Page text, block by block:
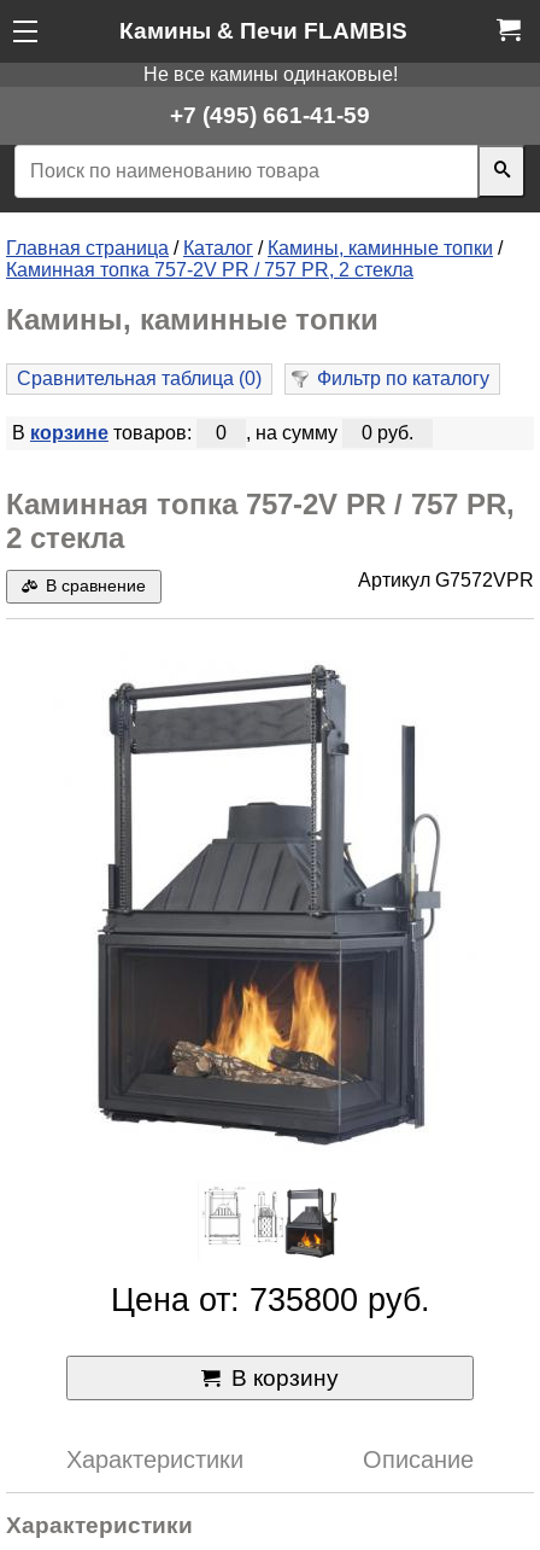
Камины & Печи FLAMBIS
Не все камины одинаковые!
+7 (495) 661-41-59
Главная страница / Каталог / Камины, каминные топки /
Каминная топка 757-2V PR / 757 PR, 2 стекла
Камины, каминные топки
Сравнительная таблица (0) Фильтр по каталогу
В корзинетоваров: 0 , на сумму 0 руб.
Каминная топка 757-2V PR / 757 PR,
2 стекла
В сравнение Артикул G7572VPR
Цена от: 735800 руб.
В корзину
Характеристики Описание
Характеристики